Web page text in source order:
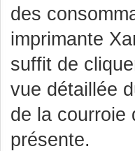
des
imprimante
suffit de
vue détaillée
de la courroie
présente.